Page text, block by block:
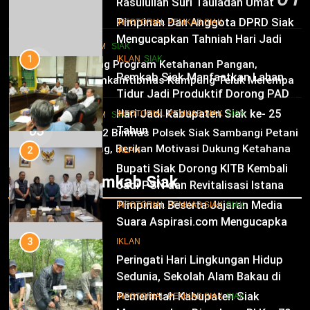
Pimpinan Dan Anggota DPRD Siak
Mengucapkan Tahniah Hari Jadi
Kabupaten Siak Ke-25 Tahun
IKLAN SIAK
11
Hari Jadi Kabupaten Siak ke- 25
Tahun
IKLAN
12
Pimpinan Beserta Jajaran Media
Suara Aspirasi.com Mengucapkan
Selamat HUT RI Ke-79
IKLAN
13
Pemerintah Kabupaten Siak
02
HUKRIM SIAK
Dukung Program Ketahanan Pangan,
Bhabinkamtibmas Kampung Teluk Merempan
Tinjau Tanaman Jagung Waga
03
HUKRIM SIAK
Panit 2 Binmas Polsek Siak Sambangi Petani
Jagung, Berikan Motivasi Dukung Ketahanan
Pangan Nasional
Infotorial Pemkab Siak
INFOTORIAL PEMKAB SIAK
Pemkab Siak Manfaatkan Lahan
Tidur Jadi Produktif Dorong PAD
dan Kesejahteraan Warga
INFOTORIAL PEMKAB SIAK SIAK
2
Bupati Siak Dorong KITB Kembali
Jadi PSN dan Revitalisasi Istana
Kesultanan Siak
INFOTORIAL PEMKAB SIAK SIAK
3
Peringati Hari Lingkungan Hidup
Sedunia, Sekolah Alam Bakau di
Siak Cetak Generasi Penjaga
Pesisir
INFOTORIAL PEMKAB SIAK SIAK